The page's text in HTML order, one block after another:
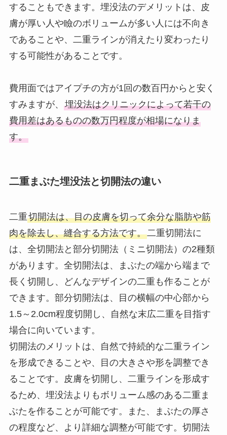
することもできます。埋没法のデメリットは、皮
膚が厚い人や瞼のボリュームが多い人には不向き
であることや、二重ラインが消えたり変わったり
する可能性があることです。
費用面ではアイプチの方が1回の数百円からと安く
すみますが、 埋没法はクリニックによって若干の
費用差はあるものの数万円程度が相場になりま
す。
二重まぶた埋没法と切開法の違い
二重切開法は、目の皮膚を切って余分な脂肪や筋
肉を除去し、縫合する方法です。二重切開法に
は、全切開法と部分切開法（ミニ切開法）の2種類
があります。全切開法は、まぶたの端から端まで
長く切開し、どんなデザインの二重も作ることが
できます。部分切開法は、目の横幅の中心部から
1.5～2.0cm程度切開し、自然な末広二重を目指す
場合に向いています。
切開法のメリットは、自然で持続的な二重ライン
を形成できることや、目の大きさや形を調整でき
ることです。皮膚を切開し、二重ラインを形成す
るため、埋没法よりもボリューム感のある二重ま
ぶたを作ることが可能です。また、まぶたの厚さ
の程度など、より詳細な調整が可能です。切開法